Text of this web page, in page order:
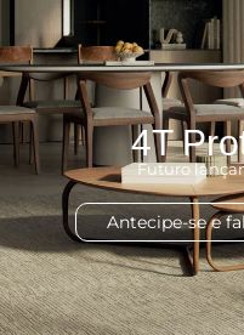
4T
Futuro
Antecipe-se e